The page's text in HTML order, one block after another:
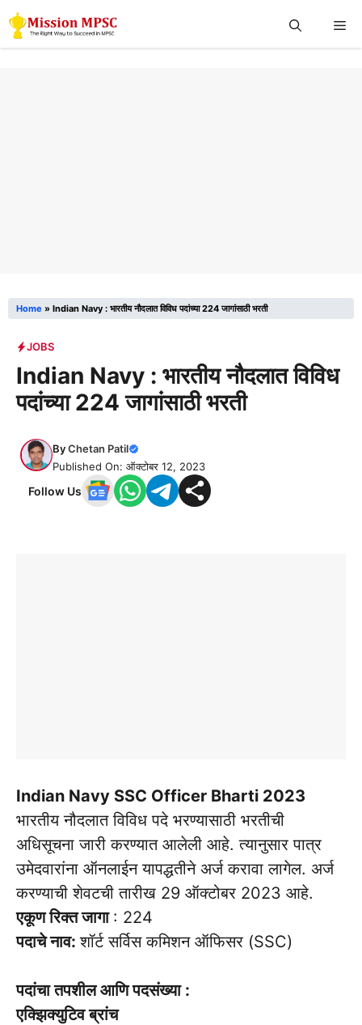
Skip
to
Home » Indian Navy : भारतीय नौदलात विविध पदांच्या 224 जागांसाठी भरती
JOBS
Indian Navy : भारतीय नौदलात विविध
पदांच्या 224 जागांसाठी भरती
ByChetan Patil
Published On: ऑक्टोबर 12, 2023
Follow Us
Indian Navy SSC Officer Bharti 2023
भारतीय नौदलात विविध पदे भरण्यासाठी भरतीची
अधिसूचना जारी करण्यात आलेली आहे. त्यानुसार पात्र
उमेदवारांना ऑनलाईन यापद्धतीने अर्ज करावा लागेल. अर्ज
करण्याची शेवटची तारीख 29 ऑक्टोबर 2023 आहे.
एकूण रिक्त जागा : 224
पदाचे नाव:शॉर्ट सर्विस कमिशन ऑफिसर (SSC)
पदांचा तपशील आणि पदसंख्या :
एक्झिक्युटिव ब्रांच